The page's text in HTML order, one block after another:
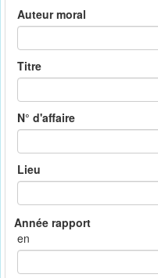
Auteur moral
Titre
N° d'affaire
Lieu
en